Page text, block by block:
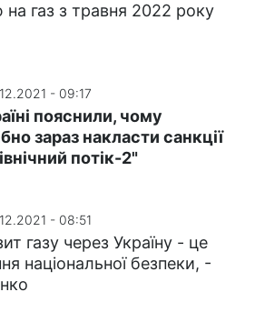
на газ з травня 2022 року
- 09:17
пояснили, чому
зараз накласти санкції
потік-2"
- 08:51
газу через Україну - це
національної безпеки, -